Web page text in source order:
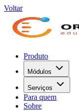
Voltar
Produto
Módulos
Serviços
Para quem
Sobre